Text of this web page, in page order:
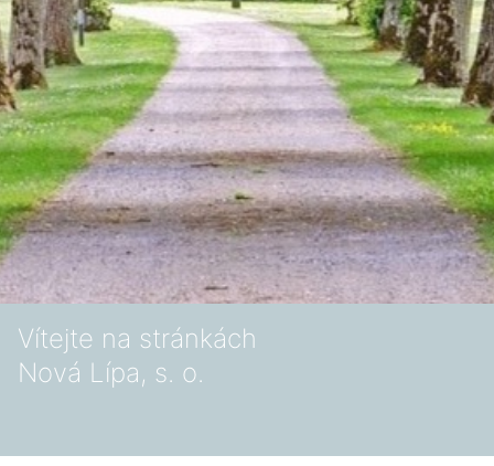
Vítejte na stránkách
Nová Lípa, s. o.